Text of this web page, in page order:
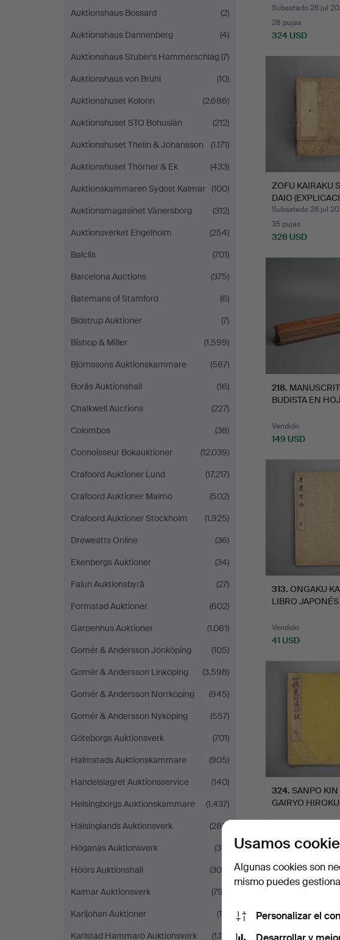
Auktionshaus Bossard
(2)
Auktionshaus Dannenberg
(4)
Auktionshaus Stuber's Hammerschlag(7)
Auktionshaus von Brühl
(10)
Auktionshuset Kolonn
(2.686)
Auktionshuset STO Bohuslän
(212)
Auktionshuset Thelin & Johansson
(1.171)
Auktionshuset Thörner & Ek
(433)
Auktionskammaren Sydost Kalmar (100)
Auktionsmagasinet Vänersborg
(312)
Auktionsverket Engelholm
(254)
Balclis
(701)
Barcelona Auctions
(375)
Batemans of Stamford
(6)
Bidstrup Auktioner
(7)
Bishop & Miller
(1.599)
Björnssons Auktionskammare
(587)
Borås Auktionshall
(16)
Chalkwell Auctions
(227)
Colombos
(38)
Connoisseur Bokauktioner
(12.039)
Crafoord Auktioner Lund
(17.217)
Crafoord Auktioner Malmö
(502)
Crafoord Auktioner Stockholm
(1.925)
Dreweatts Online
(36)
Ekenbergs Auktioner
(34)
Falun Auktionsbyrå
(27)
Formstad Auktioner
(602)
Garpenhus Auktioner
(1.061)
Gomér & Andersson Jönköping
(105)
Gomér & Andersson Linköping
(3.598)
Gomér & Andersson Norrköping
(945)
Gomér & Andersson Nyköping
(557)
Göteborgs Auktionsverk
(701)
Halmstads Auktionskammare
(905)
Handelslagret Auktionsservice
(140)
Helsingborgs Auktionskammare
(1.437)
Hälsinglands Auktionsverk
(285)
Höganäs Auktionsverk
(311)
Höörs Auktionshall
(304)
Kalmar Auktionsverk
(797)
Karljohan Auktioner
(14)
Karlstad Hammarö Auktionsverk
(1.111)
Subastado 26 jul
28 pujas
324 USD
ZOFU KAIRAKU
DAIO
DE…
Subastado 26 jul
35 pujas
328 USD
218.
BUDISTA EN
Vendido
149 USD
313. ONGAKU
LIBRO JAPONÉS
Vendido
41 USD
324. SANPO KIN
GAIRYO
68 USD
Usamos
Algunas cookies son
mismo puedes
Personalizar el